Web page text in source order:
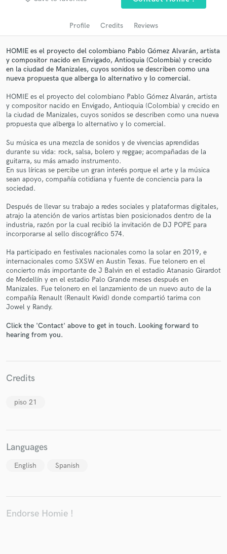
Profile Credits Reviews
HOMIE es el proyecto del colombiano Pablo Gómez Alvarán, artista
y compositor nacido en Envigado, Antioquia (Colombia) y crecido
en la ciudad de Manizales, cuyos sonidos se describen como una
nueva propuesta que alberga lo alternativo y lo comercial.
HOMIE es el proyecto del colombiano Pablo Gómez Alvarán, artista
y compositor nacido en Envigado, Antioquia (Colombia) y crecido en
la ciudad de Manizales, cuyos sonidos se describen como una nueva
propuesta que alberga lo alternativo y lo comercial.
Su música es una mezcla de sonidos y de vivencias aprendidas
durante su vida: rock, salsa, bolero y reggae; acompañadas de la
guitarra, su más amado instrumento.
En sus líricas se percibe un gran interés porque el arte y la música
sean apoyo, compañía cotidiana y fuente de conciencia para la
sociedad.
Después de llevar su trabajo a redes sociales y plataformas digitales,
atrajo la atención de varios artistas bien posicionados dentro de la
industria, razón por la cual recibió la invitación de DJ POPE para
incorporarse al sello discográfico 574.
Ha participado en festivales nacionales como la solar en 2019, e
internacionales como SXSW en Austin Texas. Fue telonero en el
concierto más importante de J Balvin en el estadio Atanasio Girardot
de Medellín y en el estadio Palo Grande meses después en
Manizales. Fue telonero en el lanzamiento de un nuevo auto de la
compañía Renault (Renault Kwid) donde compartió tarima con
Jowel y Randy.
Click the 'Contact' above to get in touch. Looking forward to
hearing from you.
Credits
piso 21
Languages
English Spanish
Endorse Homie !
audio samples and verified reviews of top pros.
Get Free Proposals
Contact pros directly with your project details
and receive handcrafted proposals and budgets
in a flash.
Make Amazing Music
Fund and work on your project through our
secure platform. Payment is only released when
work is complete.